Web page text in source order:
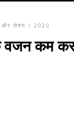
पोषण / 2020
वजन कम